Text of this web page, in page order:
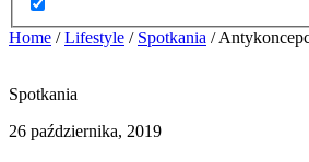
Home / Lifestyle / Spotkania /
Spotkania
26 października, 2019